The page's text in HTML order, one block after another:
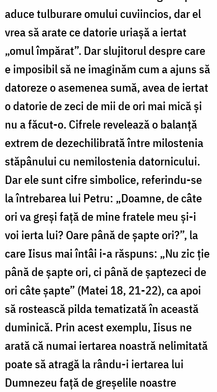
aduce tulburare omului cuviincios, dar el
vrea să arate ce datorie uriașă a iertat
„omul împărat”. Dar slujitorul despre care
e imposibil să ne imaginăm cum a ajuns să
datoreze o asemenea sumă, avea de iertat
o datorie de zeci de mii de ori mai mică și
nu a făcut-o. Cifrele revelează o balanță
extrem de dezechilibrată între milostenia
stăpânului cu nemilostenia datornicului.
Dar ele sunt cifre simbolice, referindu-se
la întrebarea lui Petru: „Doamne, de câte
ori va greşi faţă de mine fratele meu şi-i
voi ierta lui? Oare până de şapte ori?”, la
care Iisus mai întâi i-a răspuns: „Nu zic ţie
până de şapte ori, ci până de şaptezeci de
ori câte şapte” (Matei 18, 21-22), ca apoi
să rostească pilda tematizată în această
duminică. Prin acest exemplu, Iisus ne
arată că numai iertarea noastră nelimitată
poate să atragă la rându-i iertarea lui
Dumnezeu față de greșelile noastre